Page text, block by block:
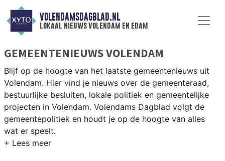
VOLENDAMSDAGBLAD.NL
lokaal nieuws volendam en edam
GEMEENTENIEUWS VOLENDAM
Blijf op de hoogte van het laatste gemeentenieuws uit
Volendam. Hier vind je nieuws over de gemeenteraad,
bestuurlijke besluiten, lokale politiek en gemeentelijke
projecten in Volendam. Volendams Dagblad volgt de
gemeentepolitiek en houdt je op de hoogte van alles
wat er speelt.